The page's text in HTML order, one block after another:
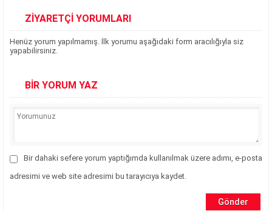
ZİYARETÇİ YORUMLARI
Henüz yorum yapılmamış. İlk yorumu aşağıdaki form aracılığıyla siz
yapabilirsiniz.
BİR YORUM YAZ
Bir dahaki sefere yorum yaptığımda kullanılmak üzere adımı, e-posta
adresimi ve web site adresimi bu tarayıcıya kaydet.